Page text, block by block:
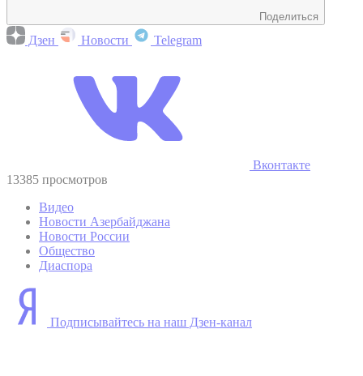
Поделиться
Дзен Новости Telegram
Вконтакте
13385 просмотров
Видео
Новости Азербайджана
Новости России
Общество
Диаспора
Подписывайтесь на наш Дзен-канал